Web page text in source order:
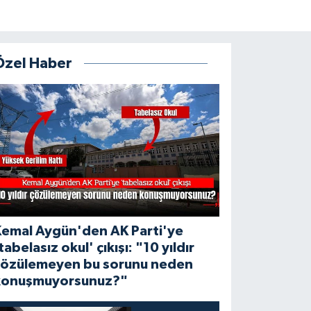
Haber
Aygün'den AK Parti'ye
okul' çıkışı: "10 yıldır
bu sorunu neden